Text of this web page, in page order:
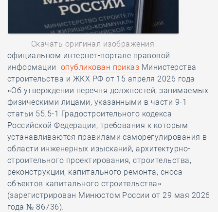
Скачать оригинал изображения
официальном интернет-портале правовой
информации опубликован приказ Министерства
строительства и ЖКХ РФ от 15 апреля 2026 года
«Об утверждении перечня должностей, занимаемых
физическими лицами, указанными в части 9-1
статьи 55.5-1 Градостроительного кодекса
Российской Федерации, требования к которым
устанавливаются правилами саморегулирования в
области инженерных изысканий, архитектурно-
строительного проектирования, строительства,
реконструкции, капитального ремонта, сноса
объектов капитального строительства»
(зарегистрирован Минюстом России от 29 мая 2026
года № 86736).